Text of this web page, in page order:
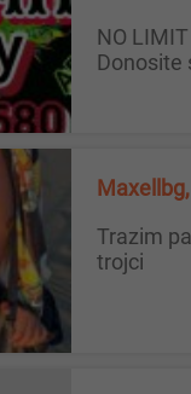
NO LIMIT PARTY Svake subote od 22h swing party u spa apartmanu Dobro dosli su parovi,solo dame i solo muskarci
Donosite
trazim par ili damu na duze staze za uzivanje....par gde bi oba muskarca punili damu, dupla penetracija....par koi uziva u
trojci